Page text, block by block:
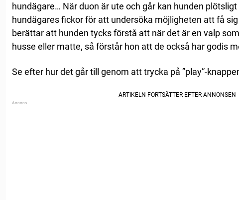
hundägare… När duon är ute och går kan hunden
hundägares fickor för att undersöka möjligheten att få
berättar att hunden tycks förstå att när det är en valp
husse eller matte, så förstår hon att de också har godis
Se efter hur det går till genom att trycka på ”play”-